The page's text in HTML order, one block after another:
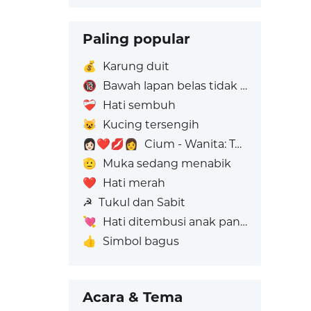
Paling popular
💰
Karung duit
🔞 Bawah lapan belas tidak dibenarkan
❤️‍🩹 Hati sembuh
😺 Kucing tersengih
👩🏻‍❤️‍💋‍👩 Cium - Wanita: Ton Kulit Cerah, Wanita: Tiada Warna Kulit
🫡 Muka sedang menabik
❤️ Hati merah
☭ Tukul dan Sabit
💘 Hati ditembusi anak panah
👍
Simbol bagus
Acara & Tema